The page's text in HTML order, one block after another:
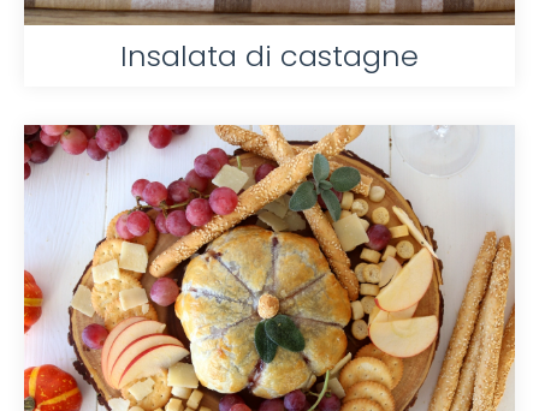
Insalata di castagne